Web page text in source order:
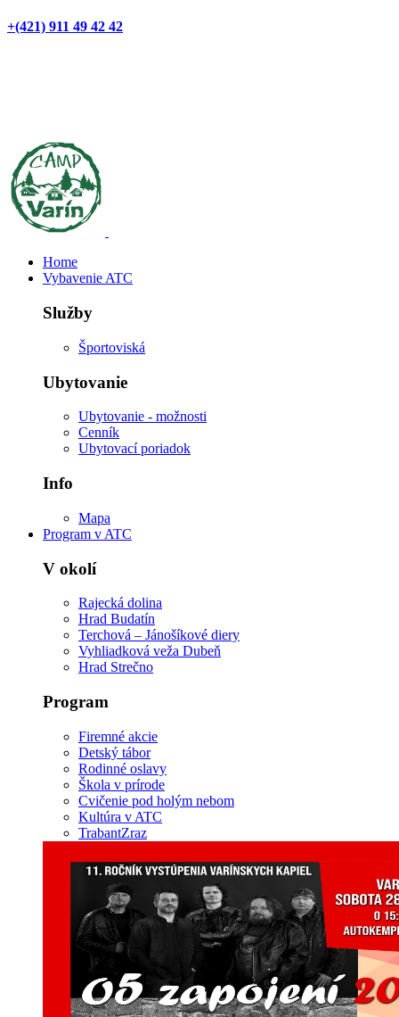
+(421) 911 49 42 42
Home
Vybavenie ATC
Služby
Športoviská
Ubytovanie
Ubytovanie - možnosti
Cenník
Ubytovací poriadok
Info
Mapa
Program v ATC
V okolí
Rajecká dolina
Hrad Budatín
Terchová – Jánošíkové diery
Vyhliadková veža Dubeň
Hrad Strečno
Program
Firemné akcie
Detský tábor
Rodinné oslavy
Škola v prírode
Cvičenie pod holým nebom
Kultúra v ATC
TrabantZraz